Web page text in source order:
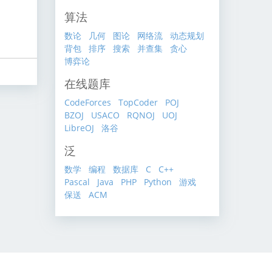
算法
数论 几何 图论 网络流
动态规划
背包
排序 搜索 并查集
贪心
博弈论
在线题库
CodeForces TopCoder
POJ
BZOJ
USACO RQNOJ
UOJ
LibreOJ
洛谷
泛
数学 编程 数据库 C
C++
Pascal
Java PHP Python
游戏
保送
ACM